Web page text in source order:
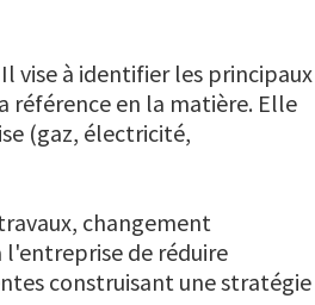
vise à identifier les principaux
référence en la matière. Elle
(gaz, électricité,
changement
de réduire
construisant une stratégie